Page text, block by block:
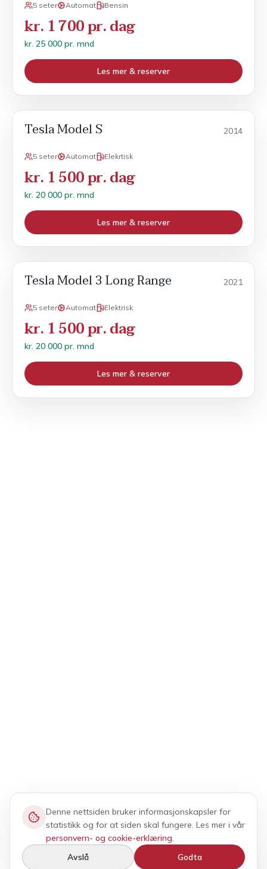
Denne nettsiden bruker informasjonskapsler for
statistikk og for at siden skal fungere. Les mer i vår
personvern- og cookie-erklæring.
Avslå
Godta
5 seter Automat Bensin
kr. 1 700 pr. dag
kr. 25 000 pr. mnd
Les mer & reserver
Tesla Model S 2014
5 seter Automat Elekrtisk
kr. 1 500 pr. dag
kr. 20 000 pr. mnd
Les mer & reserver
POPULÆR
Tesla Model 3 Long Range 2021
5 seter Automat Elektrisk
kr. 1 500 pr. dag
kr. 20 000 pr. mnd
Les mer & reserver